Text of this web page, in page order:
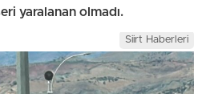
yaralanan olmadı.
Siirt Haberleri